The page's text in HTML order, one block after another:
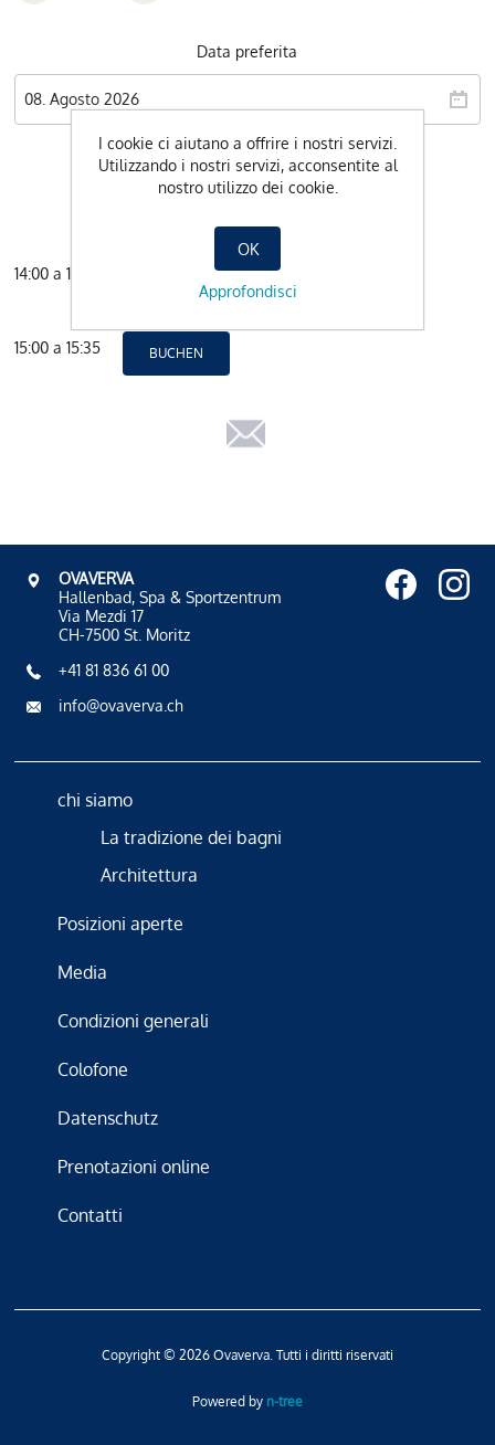
Data preferita
14:00 a 14:35
15:00 a 15:35 BUCHEN
OVAVERVA
Hallenbad, Spa & Sportzentrum
Via Mezdi 17
CH-7500 St. Moritz
+41 81 836 61 00
info@ovaverva.ch
chi siamo
La tradizione dei bagni
Architettura
Posizioni aperte
Media
Condizioni generali
Colofone
Datenschutz
Prenotazioni online
Contatti
Copyright © 2026 Ovaverva. Tutti i diritti riservati
Powered by n-tree
I cookie ci aiutano a offrire i nostri servizi.
Utilizzando i nostri servizi, acconsentite al
nostro utilizzo dei cookie.
OK
Approfondisci